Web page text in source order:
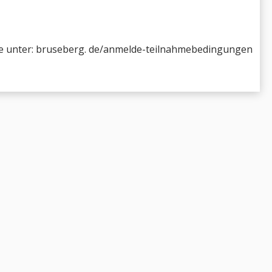
unter: bruseberg. de/anmelde-teilnahmebedingungen